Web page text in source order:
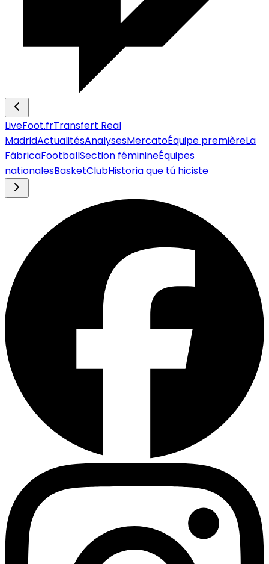
LiveFoot.frTransfert Real
MadridActualitésAnalysesMercatoÉquipe premièreLa
FábricaFootballSection féminineÉquipes
nationalesBasketClubHistoria que tú hiciste